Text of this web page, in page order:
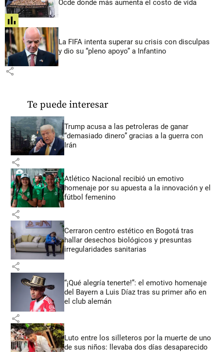
Ocde donde más aumenta el costo de vida
share
La FIFA intenta superar su crisis con disculpas
y dio su “pleno apoyo” a Infantino
share
Te puede interesar
Trump acusa a las petroleras de ganar
“demasiado dinero” gracias a la guerra con
Irán
share
Atlético Nacional recibió un emotivo
homenaje por su apuesta a la innovación y el
fútbol femenino
share
Cerraron centro estético en Bogotá tras
hallar desechos biológicos y presuntas
irregularidades sanitarias
share
“¡Qué alegría tenerte!”: el emotivo homenaje
del Bayern a Luis Díaz tras su primer año en
el club alemán
share
Luto entre los silleteros por la muerte de uno
de sus niños: llevaba dos días desaparecido